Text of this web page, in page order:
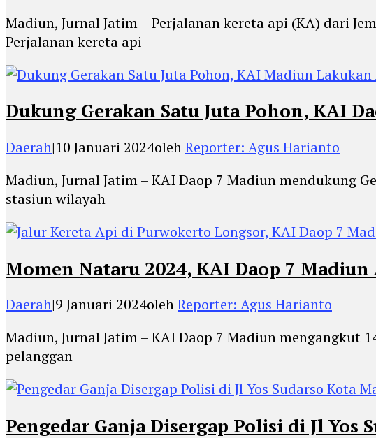
Madiun, Jurnal Jatim – Perjalanan kereta api (KA) dari
Perjalanan kereta api
Dukung Gerakan Satu Juta Pohon, KAI
Daerah|10 Januari 2024olehReporter: Agus Harianto
Madiun, Jurnal Jatim – KAI Daop 7 Madiun mendukung
stasiun wilayah
Momen Nataru 2024, KAI Daop 7
Daerah|9 Januari 2024olehReporter: Agus Harianto
Madiun, Jurnal Jatim – KAI Daop 7 Madiun mengangkut
pelanggan
Pengedar Ganja Disergap Polisi di Jl Yos